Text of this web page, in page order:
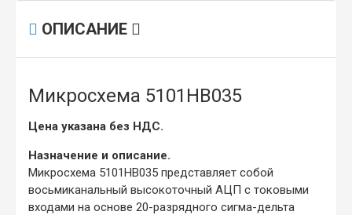
ОПИСАНИЕ
Микросхема 5101НВ035
Цена указана без НДС.
Назначение и описание.
Микросхема 5101НВ035 представляет собой
восьмиканальный высокоточный АЦП с токовыми
входами на основе 20-разрядного сигма-дельта